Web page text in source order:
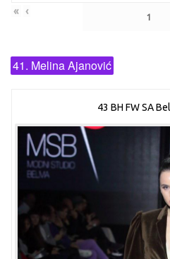
« ‹
41. Melina Ajanović
43 BH FW SA